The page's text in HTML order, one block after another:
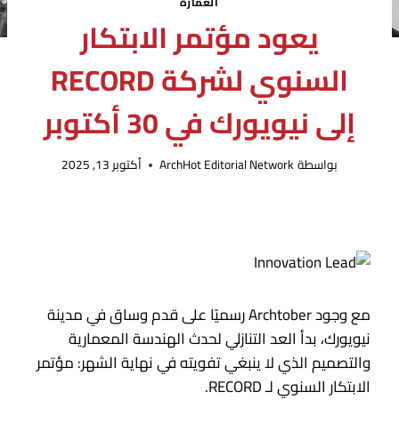
يعود مؤتمر الابتكار
السنوي لشركة RECORD
إلى نيويورك في 30 أكتوبر
بواسطةArchHot Editorial Network أكتوبر 13, 2025
مع وجود Archtober رسميًا على قدم وساق في مدينة
نيويورك، بدأ العد التنازلي لحدث الهندسة المعمارية
والتصميم الذي لا ينبغي تفويته في نهاية الشهر: مؤتمر
الابتكار السنوي لـ RECORD.